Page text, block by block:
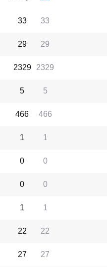
33
33
29
29
2329
2329
5
5
466
466
1
1
0
0
0
0
1
1
22
22
27
27